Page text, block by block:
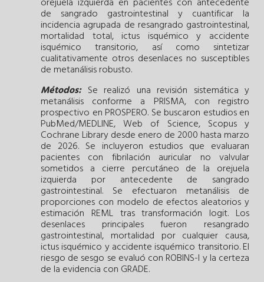
de sangrado gastrointestinal y cuantificar la
incidencia agrupada de resangrado gastrointestinal,
mortalidad total, ictus isquémico y accidente
isquémico transitorio, así como sintetizar
cualitativamente otros desenlaces no susceptibles
de metanálisis robusto.
Métodos:Se realizó una revisión sistemática y
metanálisis conforme a PRISMA, con registro
prospectivo en PROSPERO. Se buscaron estudios en
PubMed/MEDLINE, Web of Science, Scopus y
Cochrane Library desde enero de 2000 hasta marzo
de 2026. Se incluyeron estudios que evaluaran
pacientes con fibrilación auricular no valvular
sometidos a cierre percutáneo de la orejuela
izquierda por antecedente de sangrado
gastrointestinal. Se efectuaron metanálisis de
proporciones con modelo de efectos aleatorios y
estimación REML tras transformación logit. Los
desenlaces principales fueron resangrado
gastrointestinal, mortalidad por cualquier causa,
ictus isquémico y accidente isquémico transitorio. El
riesgo de sesgo se evaluó con ROBINS-I y la certeza
de la evidencia con GRADE.